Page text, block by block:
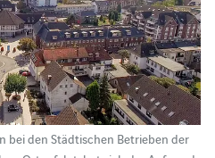
bei den Städtischen Betrieben der